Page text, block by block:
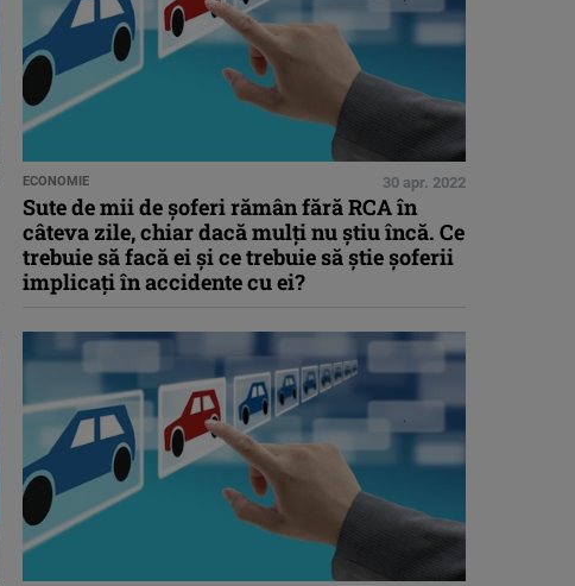
ECONOMIE 30 apr. 2022
Sute de mii de șoferi rămân fără RCA în
câteva zile, chiar dacă mulți nu știu încă. Ce
trebuie să facă ei și ce trebuie să știe șoferii
implicați în accidente cu ei?